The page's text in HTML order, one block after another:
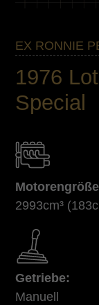
EX RONNIE
1976
Special
2993cm³
Getriebe:
Manuell